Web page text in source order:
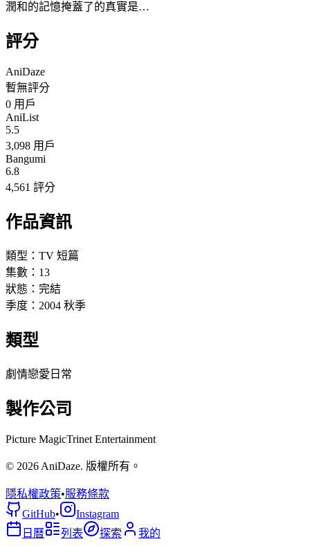
潤和的記憶掩蓋了的真實是…
評分
AniDaze
暫無評分
0 用戶
AniList
5.5
3,098 用戶
Bangumi
6.8
4,561 評分
作品資訊
類型： TV 短篇
集數： 13
狀態： 完結
季度： 2004 秋季
類型
劇情戀愛 日常
製作公司
Picture MagicTrinet Entertainment
© 2026 AniDaze. 版權所有。
隱私權政策•服務條款
GitHub•
Instagram
日曆
列表 探索 我的